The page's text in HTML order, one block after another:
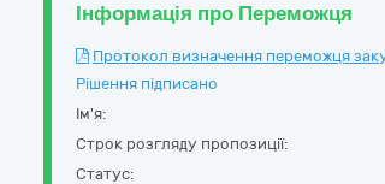
Інформація про Переможця
Протокол визначення переможця
Рішення підписано
Ім'я:
Строк розгляду пропозиції:
Статус: